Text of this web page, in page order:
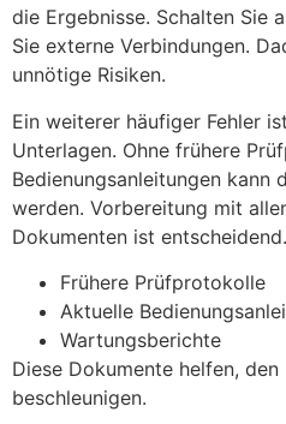
die Ergebnisse. Schalten Sie
Sie externe Verbindungen.
unnötige Risiken.
Ein weiterer häufiger Fehler
Unterlagen. Ohne frühere
Bedienungsanleitungen kann
werden. Vorbereitung mit
Dokumenten ist entscheidend.
Frühere Prüfprotokolle
Aktuelle
Wartungsberichte
Diese Dokumente helfen,
beschleunigen.